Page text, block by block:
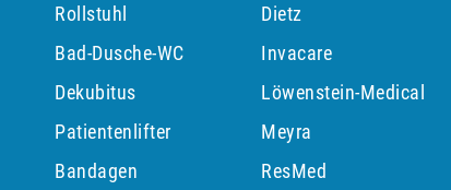
Rollstuhl
Bad-Dusche-WC
Dekubitus
Patientenlifter
Bandagen
Dietz
Invacare
Löwenstein-Medical
Meyra
ResMed